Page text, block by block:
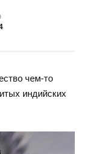
чем-то
индийских